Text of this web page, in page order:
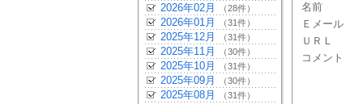
2026年02月 （28件）
2026年01月 （31件）
2025年12月 （31件）
2025年11月 （30件）
2025年10月 （31件）
2025年09月 （30件）
2025年08月 （31件）
名前
Ｅメール
ＵＲＬ
コメント